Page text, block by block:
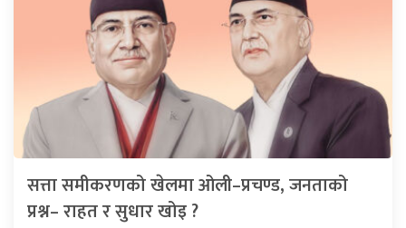
सत्ता समीकरणको खेलमा ओली–प्रचण्ड, जनताको
प्रश्न– राहत र सुधार खोइ ?